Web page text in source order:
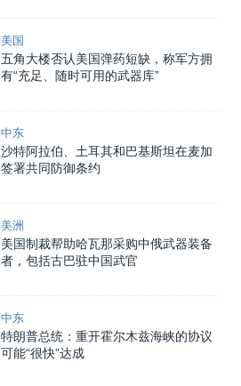
美国
五角大楼否认美国弹药短缺，称军方拥
有“充足、随时可用的武器库”
中东
沙特阿拉伯、土耳其和巴基斯坦在麦加
签署共同防御条约
美洲
美国制裁帮助哈瓦那采购中俄武器装备
者，包括古巴驻中国武官
中东
特朗普总统：重开霍尔木兹海峡的协议
可能“很快”达成